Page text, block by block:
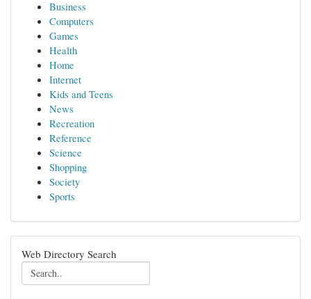
Business
Computers
Games
Health
Home
Internet
Kids and Teens
News
Recreation
Reference
Science
Shopping
Society
Sports
Web Directory Search